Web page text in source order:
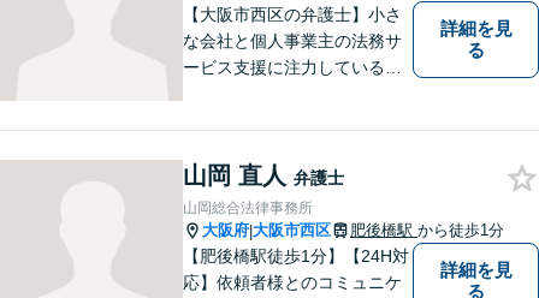
していきます。
【大阪市西区の弁護士】小さ
な会社と個人事業主の法務サ
ービス支援に注力している弁
なり、 自身の知識・経験をも
とに、経営者の皆様のお役に
立ちたいと思っています。
詳細を見
る
山岡 直人 弁護士
山岡総合法律事務所
大阪府|大阪市西区 肥後橋駅 から徒歩1分
【肥後橋駅徒歩1分】【24H対
応】依頼者様とのコミュニケ
詳細を見
る